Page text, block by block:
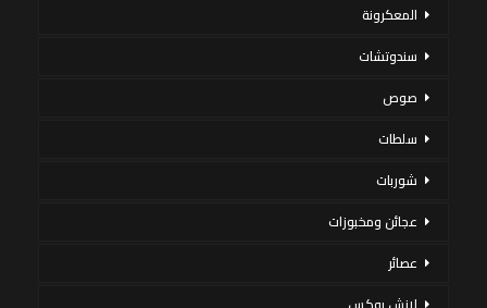
المعكرونة
سندوتشات
صوص
سلطات
شوربات
عجائن ومخبوزات
عصائر